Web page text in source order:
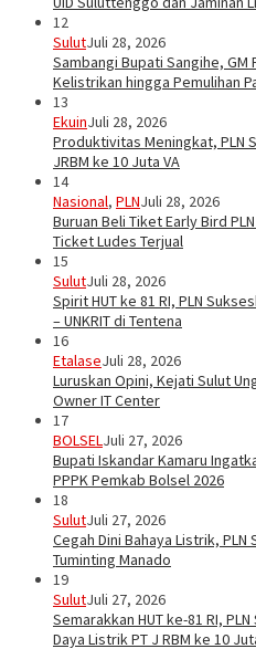
12
SulutJuli 28, 2026
Sambangi Bupati Sangihe,
Kelistrikan hingga Pemulihan
13
EkuinJuli 28, 2026
Produktivitas Meningkat, PLN
JRBM ke 10 Juta VA
14
Nasional, PLNJuli 28, 2026
Buruan Beli Tiket Early Bird
Ticket Ludes Terjual
15
SulutJuli 28, 2026
Spirit HUT ke 81 RI, PLN
– UNKRIT di Tentena
16
EtalaseJuli 28, 2026
Luruskan Opini, Kejati Sulut
Owner IT Center
17
BOLSELJuli 27, 2026
Bupati Iskandar Kamaru
PPPK Pemkab Bolsel 2026
18
SulutJuli 27, 2026
Cegah Dini Bahaya Listrik,
Tuminting Manado
19
SulutJuli 27, 2026
Semarakkan HUT ke-81 RI,
Daya Listrik PT J RBM ke 10